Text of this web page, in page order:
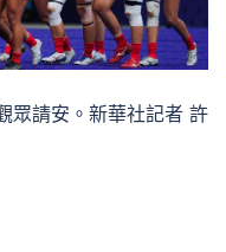
眾請安。新華社記者 許